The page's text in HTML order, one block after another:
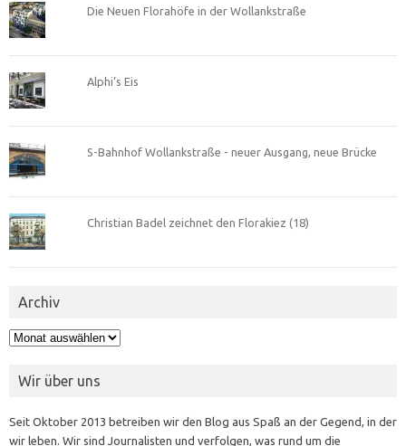
Die Neuen Florahöfe in der Wollankstraße
Alphi’s Eis
S-Bahnhof Wollankstraße - neuer Ausgang, neue Brücke
Christian Badel zeichnet den Florakiez (18)
Archiv
Archiv
Wir über uns
Seit Oktober 2013 betreiben wir den Blog aus Spaß an der Gegend, in der
wir leben. Wir sind Journalisten und verfolgen, was rund um die